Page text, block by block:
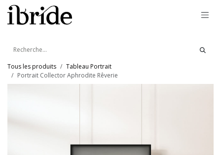
Se rendre au contenu
Tous les produits
Tableau Portrait
Portrait Collector Aphrodite Rêverie